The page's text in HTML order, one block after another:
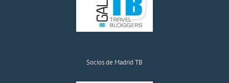
Socios de Madrid TB